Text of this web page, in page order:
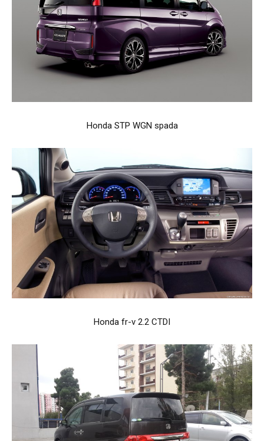
Honda STP WGN spada
Honda fr-v 2.2 CTDI